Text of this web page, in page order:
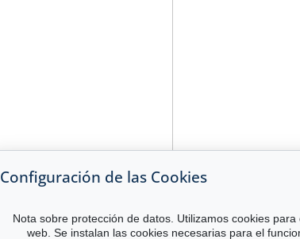
Internationale Zusammenarbeit
Configuración de las Cookies
Nota sobre protección de datos. Utilizamos cookies
web. Se instalan las cookies necesarias para el